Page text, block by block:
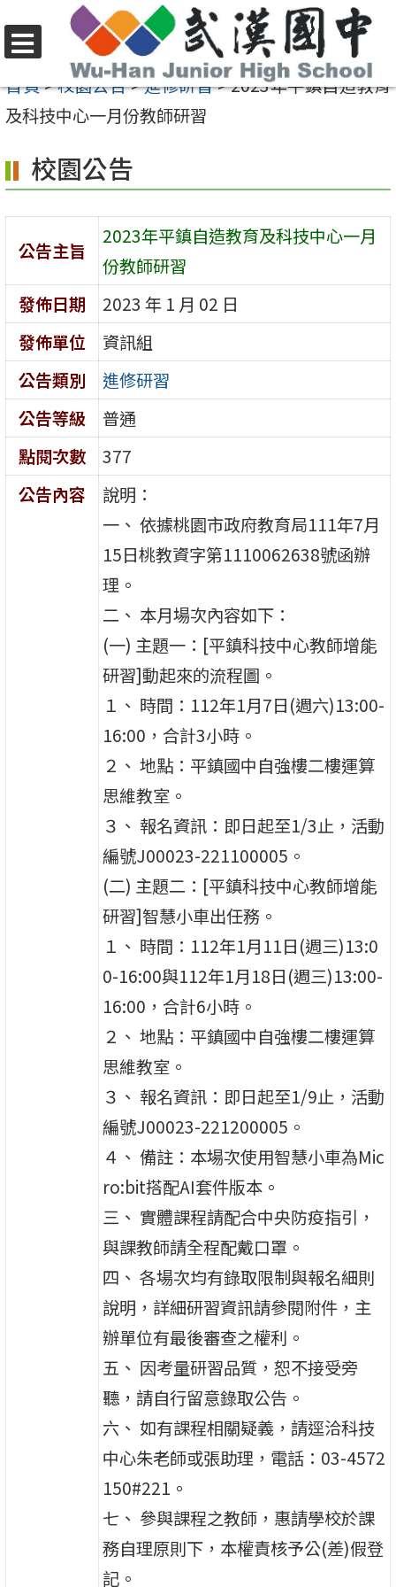
至
要
容
區
選
單
首頁>校園公告>進修研習>2023年平鎮自造教育
及科技中心一月份教師研習
校園公告
公告主旨
2023年平鎮自造教育及科技中心一月
份教師研習
發佈日期
2023 年 1 月 02 日
發佈單位
資訊組
公告類別
進修研習
公告等級
普通
點閱次數
377
公告內容
說明：
一、 依據桃園市政府教育局111年7月
15日桃教資字第1110062638號函辦
理。
二、 本月場次內容如下：
(一) 主題一：[平鎮科技中心教師增能
研習]動起來的流程圖。
１、 時間：112年1月7日(週六)13:00-
16:00，合計3小時。
２、 地點：平鎮國中自強樓二樓運算
思維教室。
３、 報名資訊：即日起至1/3止，活動
編號J00023-221100005。
(二) 主題二：[平鎮科技中心教師增能
研習]智慧小車出任務。
１、 時間：112年1月11日(週三)13:0
0-16:00與112年1月18日(週三)13:00-
16:00，合計6小時。
２、 地點：平鎮國中自強樓二樓運算
思維教室。
３、 報名資訊：即日起至1/9止，活動
編號J00023-221200005。
４、 備註：本場次使用智慧小車為Mic
ro:bit搭配AI套件版本。
三、 實體課程請配合中央防疫指引，
與課教師請全程配戴口罩。
四、 各場次均有錄取限制與報名細則
說明，詳細研習資訊請參閱附件，主
辦單位有最後審查之權利。
五、 因考量研習品質，恕不接受旁
聽，請自行留意錄取公告。
六、 如有課程相關疑義，請逕洽科技
中心朱老師或張助理，電話：03-4572
150#221。
七、 參與課程之教師，惠請學校於課
務自理原則下，本權責核予公(差)假登
記。